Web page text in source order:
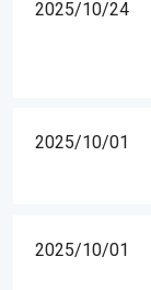
2025/10/24
2025/10/01
2025/10/01